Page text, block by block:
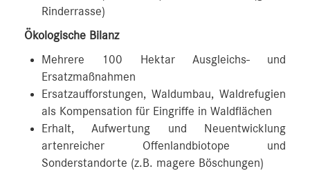
Rinderrasse)
Ökologische Bilanz
Mehrere 100 Hektar Ausgleichs- und
Ersatzmaßnahmen
Ersatzaufforstungen, Waldumbau, Waldrefugien
als Kompensation für Eingriffe in Waldflächen
Erhalt, Aufwertung und Neuentwicklung
artenreicher Offenlandbiotope und
Sonderstandorte (z.B. magere Böschungen)